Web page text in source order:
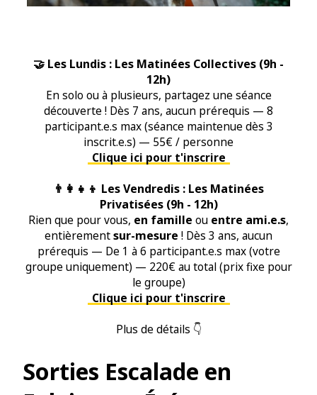
🤝 Les Lundis : Les Matinées Collectives (9h -
12h)
En solo ou à plusieurs, partagez une séance
découverte ! Dès 7 ans, aucun prérequis — 8
participant.e.s max (séance maintenue dès 3
inscrit.e.s) — 55€ / personne
Clique ici pour t'inscrire
👨‍👩‍👧‍👦 Les Vendredis : Les Matinées
Privatisées (9h - 12h)
Rien que pour vous, en famille ou entre ami.e.s,
entièrementsur-mesure ! Dès 3 ans, aucun
prérequis — De 1 à 6 participant.e.s max (votre
groupe uniquement) — 220€ au total (prix fixe pour
le groupe)
Clique ici pour t'inscrire
Plus de détails 👇
Sorties Escalade en